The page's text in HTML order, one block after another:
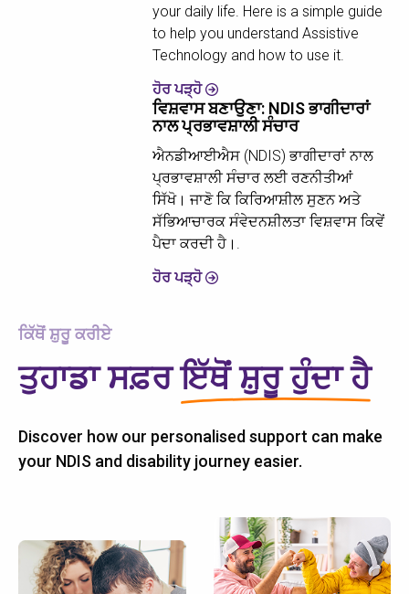
your daily life. Here is a simple guide
to help you understand Assistive
Technology and how to use it.
ਹੋਰ ਪੜ੍ਹੋ
ਵਿਸ਼ਵਾਸ ਬਣਾਉਣਾ: NDIS ਭਾਗੀਦਾਰਾਂ
ਨਾਲ ਪ੍ਰਭਾਵਸ਼ਾਲੀ ਸੰਚਾਰ
ਐਨਡੀਆਈਐਸ (NDIS) ਭਾਗੀਦਾਰਾਂ ਨਾਲ
ਪ੍ਰਭਾਵਸ਼ਾਲੀ ਸੰਚਾਰ ਲਈ ਰਣਨੀਤੀਆਂ
ਸਿੱਖੋ। ਜਾਣੋ ਕਿ ਕਿਰਿਆਸ਼ੀਲ ਸੁਣਨ ਅਤੇ
ਸੱਭਿਆਚਾਰਕ ਸੰਵੇਦਨਸ਼ੀਲਤਾ ਵਿਸ਼ਵਾਸ ਕਿਵੇਂ
ਪੈਦਾ ਕਰਦੀ ਹੈ।.
ਹੋਰ ਪੜ੍ਹੋ
ਕਿੱਥੋਂ ਸ਼ੁਰੂ ਕਰੀਏ
ਤੁਹਾਡਾ ਸਫ਼ਰਇੱਥੋਂ ਸ਼ੁਰੂ ਹੁੰਦਾ ਹੈ
Discover how our personalised support can make
your NDIS and disability journey easier.